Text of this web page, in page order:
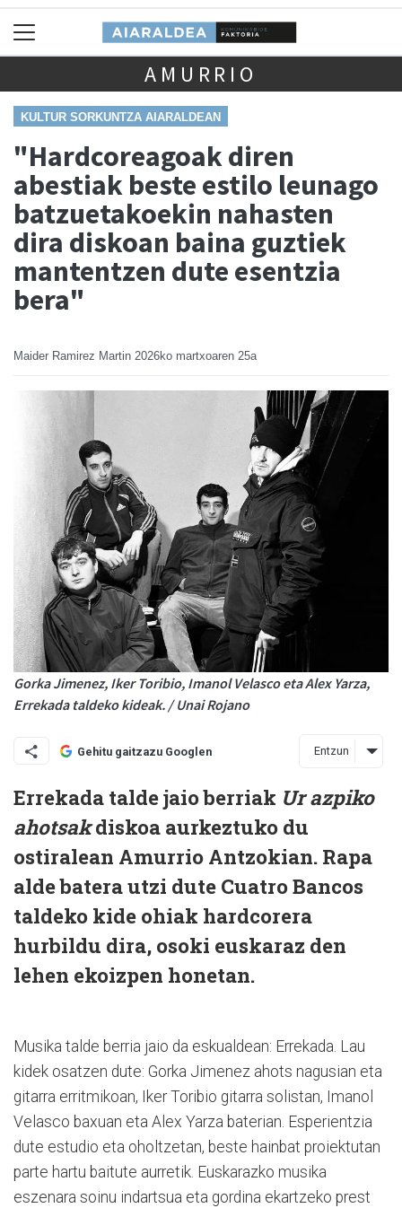
AMURRIO
KULTUR SORKUNTZA AIARALDEAN
"Hardcoreagoak diren
abestiak beste estilo leunago
batzuetakoekin nahasten
dira diskoan baina guztiek
mantentzen dute esentzia
bera"
Maider Ramirez Martin 2026ko martxoaren 25a
Gorka Jimenez, Iker Toribio, Imanol Velasco eta Alex Yarza,
Errekada taldeko kideak. / Unai Rojano
Gehitu gaitzazu Googlen Entzun
Errekada talde jaio berriak Ur azpiko
ahotsakdiskoa aurkeztuko du
ostiralean Amurrio Antzokian. Rapa
alde batera utzi dute Cuatro Bancos
taldeko kide ohiak hardcorera
hurbildu dira, osoki euskaraz den
lehen ekoizpen honetan.
Musika talde berria jaio da eskualdean: Errekada. Lau
kidek osatzen dute: Gorka Jimenez ahots nagusian eta
gitarra erritmikoan, Iker Toribio gitarra solistan, Imanol
Velasco baxuan eta Alex Yarza baterian. Esperientzia
dute estudio eta oholtzetan, beste hainbat proiektutan
parte hartu baitute aurretik. Euskarazko musika
eszenara soinu indartsua eta gordina ekartzeko prest